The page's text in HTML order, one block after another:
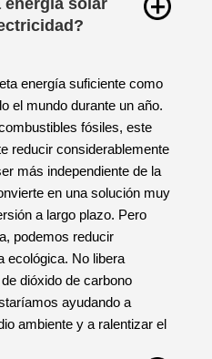
solar
energía suficiente como
el mundo durante un año.
fósiles, este
reducir considerablemente
más independiente de la
en una solución muy
a largo plazo. Pero
podemos reducir
ecológica. No libera
dióxido de carbono
ayudando a
ambiente y a ralentizar el